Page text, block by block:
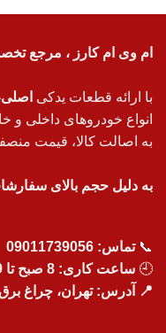
ام وی ام کارز ، مرجع
با ارائه قطعات یدکی
انواع خودروهای داخلی و
به اصالت کالا، قیمت
به دلیل حجم بالای
📞تماس: 09011739056
🕘 ساعت کاری: 8 صبح تا 9 شب
📍 آدرس: تهران، چراغ